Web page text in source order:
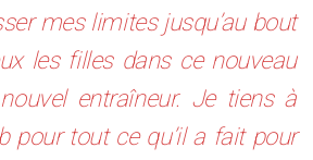
mes limites jusqu’au bout
les filles dans ce nouveau
entraîneur. Je tiens à
pour tout ce qu’il a fait pour